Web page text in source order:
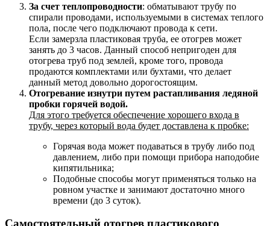
За счет теплопроводности: обматывают трубу по
спирали проводами, используемыми в системах теплого
пола, после чего подключают провода к сети.
Если замерзла пластиковая труба, ее отогрев может
занять до 3 часов. Данный способ непригоден для
отогрева труб под землей, кроме того, провода
продаются комплектами или бухтами, что делает
данный метод довольно дорогостоящим.
Отогревание изнутри путем растапливания ледяной
пробки горячей водой.
Для этого требуется обеспечение хорошего входа в
трубу, через который вода будет доставлена к пробке:
Горячая вода может подаваться в трубу либо под
давлением, либо при помощи прибора наподобие
кипятильника;
Подобные способы могут применяться только на
ровном участке и занимают достаточно много
времени (до 3 суток).
Самостоятельный отогрев пластикового